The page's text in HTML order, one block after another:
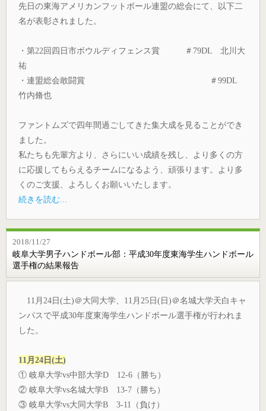
先日の東海アメリカンフットボール連盟の総会にて、以下二
名が表彰されました。
・第22回四日市ボウルディフェンス賞 ＃79DL 北川大
祐
・連盟総会敢闘賞 ＃99DL
竹内脩也
ファントムズで四年間過ごしてきた集大成を見ることができ
ました。
私たちも先輩方より、さらにいい成績を残し、より多くの方
に応援してもらえるチームになるよう、頑張ります。より多
くのご支援、よろしくお願いいたします。
続きを読む...
2018/11/27
岐阜大学男子ハンドボール部：平成30年度東海学生ハンドボール
選手権の結果報告
11月24日(土)＠大同大学、11月25日(日)＠名城大学天白キャ
ンパスで平成30年度東海学生ハンドボール選手権が行われま
した。
11月24日(土)
① 岐阜大学vs中部大学D 12-6（勝ち）
② 岐阜大学vs名城大学B 13-7（勝ち）
③ 岐阜大学vs大同大学B 3-11（負け）